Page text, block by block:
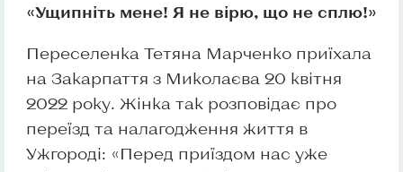
«Ущипніть мене! Я не вірю, що не сплю!»
Переселенка Тетяна Марченко приїхала
на Закарпаття з Миколаєва 20 квітня
2022 року. Жінка так розповідає про
переїзд та налагодження життя в
Ужгороді: «Перед приїздом нас уже